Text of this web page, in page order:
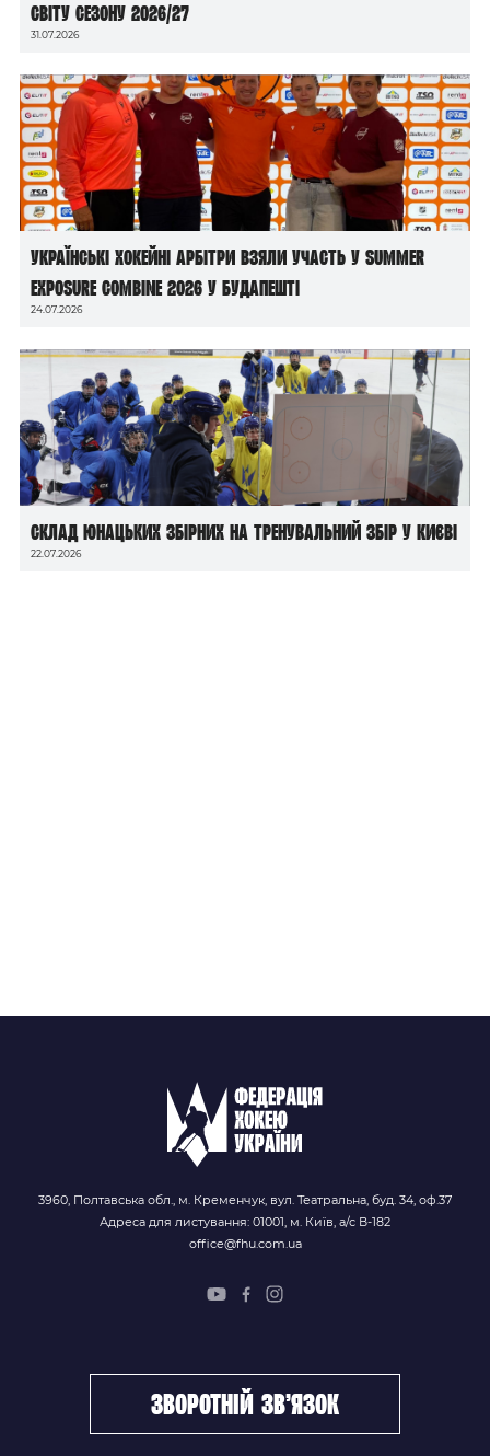
світу сезону 2026/27
31.07.2026
Українські хокейні арбітри взяли участь у Summer
Exposure Combine 2026 у Будапешті
24.07.2026
Склад юнацьких збірних на тренувальний збір у Києві
22.07.2026
3960, Полтавська обл., м. Кременчук, вул. Театральна, буд. 34, оф.37
Адреса для листування: 01001, м. Київ, а/с В-182
office@fhu.com.ua
зворотній зв’язок